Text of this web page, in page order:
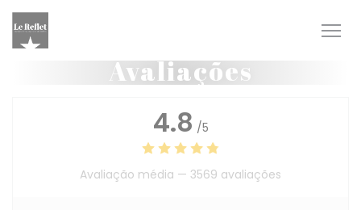
Painel de Gerenciamento de Cookies
Avaliações
4.8 /5
Avaliação média — 3569 avaliações